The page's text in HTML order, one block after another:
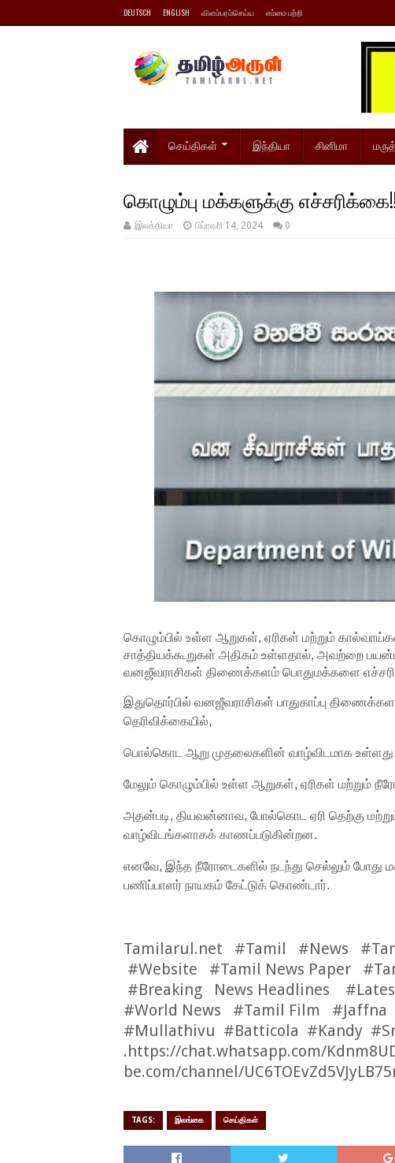
DEUTSCH ENGLISH விளம்பரம்செய்ய எம்மை பற்றி
செய்திகள் இந்தியா சினிமா
கொழும்பு மக்களுக்கு
இலக்கியா பிப்ரவரி 14, 2024 0
கொழும்பில் உள்ள ஆறுகள், ஏரிகள் மற்றும்
சாத்தியக்கூறுகள் அதிகம் உள்ளதால், அவற்றை
வனஜீவராசிகள் திணைக்களம் பொதுமக்களை
இதுதொர்பில் வனஜீவராசிகள் பாதுகாப்பு
தெரிவிக்கையில்,
பொல்கொட ஆறு முதலைகளின் வாழ்விடமாக உள்ளது.
மேலும் கொழும்பில் உள்ள ஆறுகள், ஏரிகள் மற்றும்
அதன்படி, தியவன்னாவ, போல்கொட ஏரி தெற்கு
வாழ்விடங்களாகக் காணப்படுகின்றன.
எனவே, இந்த நீரோடைகளில் நடந்து செல்லும் போது
பணிப்பாளர் நாயகம் கேட்டுக் கொண்டார்.
Tamilarul.net #Tamil #News
#Website #Tamil News Paper
#Breaking News Headlines
#World News #Tamil Film
#Mullathivu #Batticola #Kandy
.https://chat.whatsapp.com/
be.com/channel/
TAGS: இலங்கை செய்திகள்